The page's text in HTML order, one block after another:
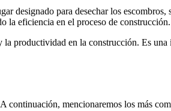
designado para desechar los escombros,
la eficiencia en el proceso de construcción.
la productividad en la construcción. Es
continuación, mencionaremos los más